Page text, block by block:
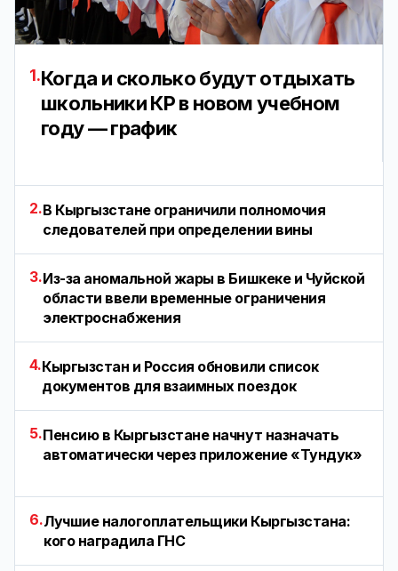
1.Когда и сколько будут отдыхать
школьники КР в новом учебном
году — график
2.В Кыргызстане ограничили полномочия
следователей при определении вины
3.Из-за аномальной жары в Бишкеке и Чуйской
области ввели временные ограничения
электроснабжения
4.Кыргызстан и Россия обновили список
документов для взаимных поездок
5.Пенсию в Кыргызстане начнут назначать
автоматически через приложение «Тундук»
6.Лучшие налогоплательщики Кыргызстана:
кого наградила ГНС